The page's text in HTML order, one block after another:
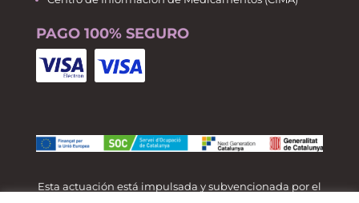
PAGO 100% SEGURO
Esta actuación está impulsada y subvencionada por el